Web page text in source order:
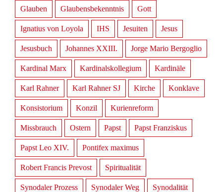
Glauben Glaubensbekenntnis Gott
Ignatius von Loyola IHS Jesuiten Jesus
Jesusbuch Johannes XXIII. Jorge Mario Bergoglio
Kardinal Marx Kardinalskollegium Kardinäle
Karl Rahner Karl Rahner SJ Kirche Konklave
Konsistorium Konzil Kurienreform
Missbrauch Ostern Papst Papst Franziskus
Papst Leo XIV. Pontifex maximus
Robert Francis Prevost Spiritualität
Synodaler Prozess Synodaler Weg Synodalität